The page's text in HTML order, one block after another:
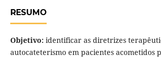
RESUMO
Objetivo:identificar as diretrizes
autocateterismo em pacientes acometidos